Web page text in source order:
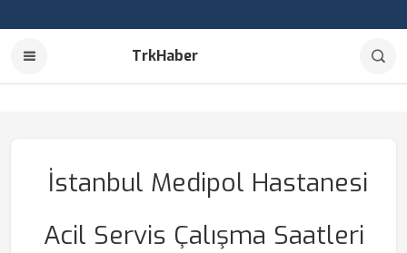
TrkHaber
İstanbul Medipol Hastanesi
Acil Servis Çalışma Saatleri